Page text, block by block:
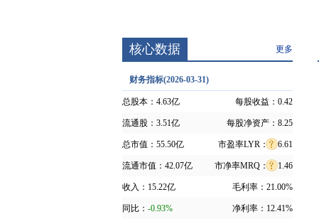
核心数据 更多
财务指标(2026-03-31)
总股本： 4.63亿 每股收益： 0.42
流通股： 3.51亿 每股净资产： 8.25
总市值： 55.50亿 市盈率LYR： 6.61
流通市值： 42.07亿 市净率MRQ： 1.46
收入： 15.22亿 毛利率： 21.00%
同比： -0.93% 净利率： 12.41%